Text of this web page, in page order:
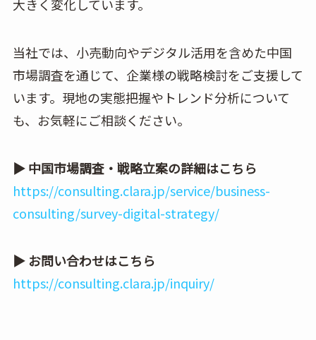
大きく変化しています。
当社では、小売動向やデジタル活用を含めた中国
市場調査を通じて、企業様の戦略検討をご支援して
います。現地の実態把握やトレンド分析について
も、お気軽にご相談ください。
▶ 中国市場調査・戦略立案の詳細はこちら
https://consulting.clara.jp/service/business-
consulting/survey-digital-strategy/
▶ お問い合わせはこちら
https://consulting.clara.jp/inquiry/